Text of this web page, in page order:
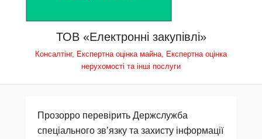
ТОВ «Електронні закупівлі»
Консалтінг, Експертна оцінка майна, Експертна оцінка
нерухомості та інші послуги
Прозорро перевірить Держслужба
спеціального зв’язку та захисту інформації